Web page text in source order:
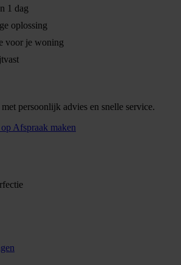
1 dag
oplossing
voor je woning
persoonlijk advies en snelle service.
Afspraak maken